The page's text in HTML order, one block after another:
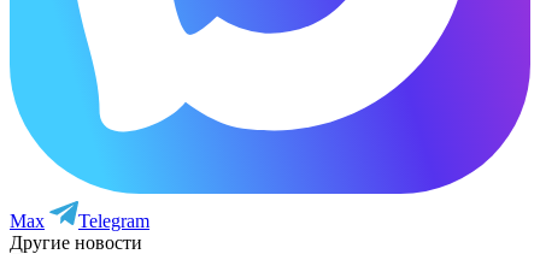
Max
Telegram
Другие новости